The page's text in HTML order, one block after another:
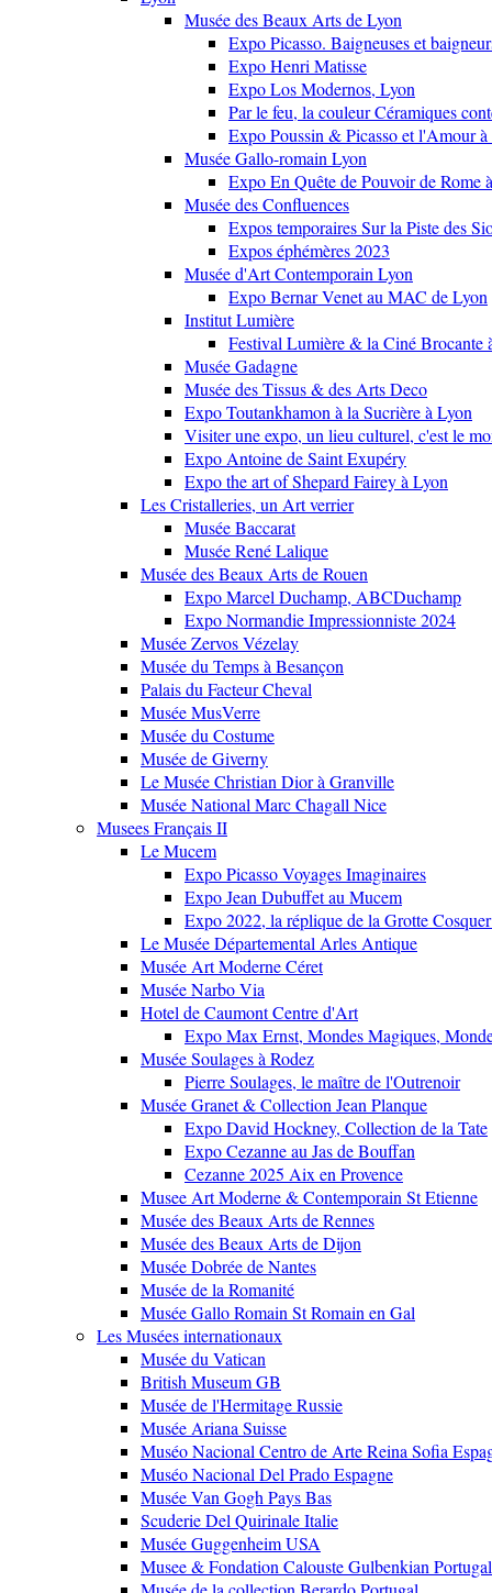
Musée des Beaux Arts de Lyon
Expo Picasso. Baigneuses et
Expo Henri Matisse
Expo Los Modernos, Lyon
Par le feu, la couleur Céramiques
Expo Poussin & Picasso et l'Amour
Musée Gallo-romain Lyon
Expo En Quête de Pouvoir de Rome
Musée des Confluences
Expos temporaires Sur la Piste des
Expos éphémères 2023
Musée d'Art Contemporain Lyon
Expo Bernar Venet au MAC de Lyon
Institut Lumière
Festival Lumière & la Ciné Brocante
Musée Gadagne
Musée des Tissus & des Arts Deco
Expo Toutankhamon à la Sucrière à Lyon
Visiter une expo, un lieu culturel, c'est le
Expo Antoine de Saint Exupéry
Expo the art of Shepard Fairey à Lyon
Les Cristalleries, un Art verrier
Musée Baccarat
Musée René Lalique
Musée des Beaux Arts de Rouen
Expo Marcel Duchamp, ABCDuchamp
Expo Normandie Impressionniste 2024
Musée Zervos Vézelay
Musée du Temps à Besançon
Palais du Facteur Cheval
Musée MusVerre
Musée du Costume
Musée de Giverny
Le Musée Christian Dior à Granville
Musée National Marc Chagall Nice
Musees Français II
Le Mucem
Expo Picasso Voyages Imaginaires
Expo Jean Dubuffet au Mucem
Expo 2022, la réplique de la Grotte
Le Musée Départemental Arles Antique
Musée Art Moderne Céret
Musée Narbo Via
Hotel de Caumont Centre d'Art
Expo Max Ernst, Mondes Magiques,
Musée Soulages à Rodez
Pierre Soulages, le maître de l'Outrenoir
Musée Granet & Collection Jean Planque
Expo David Hockney, Collection de la Tate
Expo Cezanne au Jas de Bouffan
Cezanne 2025 Aix en Provence
Musee Art Moderne & Contemporain St Etienne
Musée des Beaux Arts de Rennes
Musée des Beaux Arts de Dijon
Musée Dobrée de Nantes
Musée de la Romanité
Musée Gallo Romain St Romain en Gal
Les Musées internationaux
Musée du Vatican
British Museum GB
Musée de l'Hermitage Russie
Musée Ariana Suisse
Muséo Nacional Centro de Arte Reina Sofia
Muséo Nacional Del Prado Espagne
Musée Van Gogh Pays Bas
Scuderie Del Quirinale Italie
Musée Guggenheim USA
Musee & Fondation Calouste Gulbenkian Portugal